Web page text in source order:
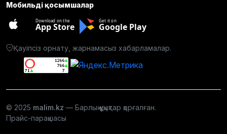
Мобильді қосымшалар
Download on the
App Store
Get it on
Google Play
Қауіпсіз орнату, жарнамасыз хабарламалар.
© 2025 malim.kz — Барлық құқықтар қорғалған.
Прайс-парақшасы